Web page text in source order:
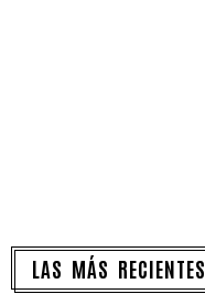
LAS MÁS RECIENTES